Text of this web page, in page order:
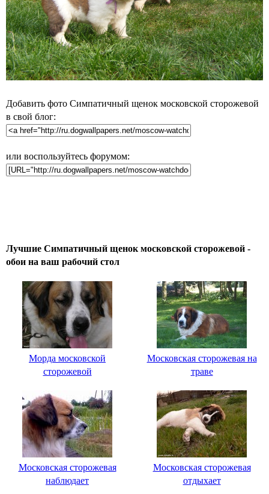
Добавить фото Симпатичный щенок московской сторожевой
в свой блог:
или воспользуйтесь форумом:
Лучшие Симпатичный щенок московской сторожевой -
обои на ваш рабочий стол
Морда московской
сторожевой
Московская сторожевая на
траве
Московская сторожевая
наблюдает
Московская сторожевая
отдыхает